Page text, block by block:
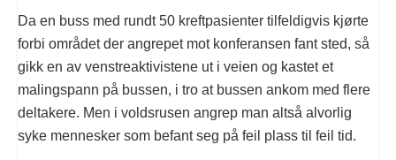
Da en buss med rundt 50 kreftpasienter tilfeldigvis kjørte
forbi området der angrepet mot konferansen fant sted, så
gikk en av venstreaktivistene ut i veien og kastet et
malingspann på bussen, i tro at bussen ankom med flere
deltakere. Men i voldsrusen angrep man altså alvorlig
syke mennesker som befant seg på feil plass til feil tid.